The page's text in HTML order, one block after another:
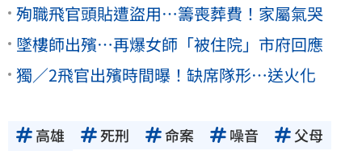
殉職飛官頭貼遭盜用…籌喪葬費！家屬氣哭
墜樓師出殯…再爆女師「被住院」市府回應
獨／2飛官出殯時間曝！缺席隊形…送火化
高雄 死刑 命案 噪音
父母